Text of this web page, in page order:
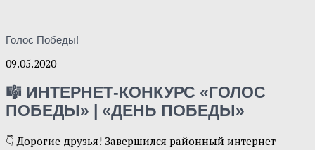
Голос Победы!
09.05.2020
🎼 ИНТЕРНЕТ-КОНКУРС «ГОЛОС
ПОБЕДЫ» | «ДЕНЬ ПОБЕДЫ»
👇 Дорогие друзья! Завершился районный интернет